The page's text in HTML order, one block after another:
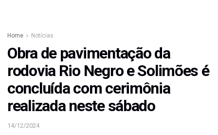
Home Notícias
Obra de pavimentação da
rodovia Rio Negro e Solimões é
concluída com cerimônia
realizada neste sábado
14/12/2024